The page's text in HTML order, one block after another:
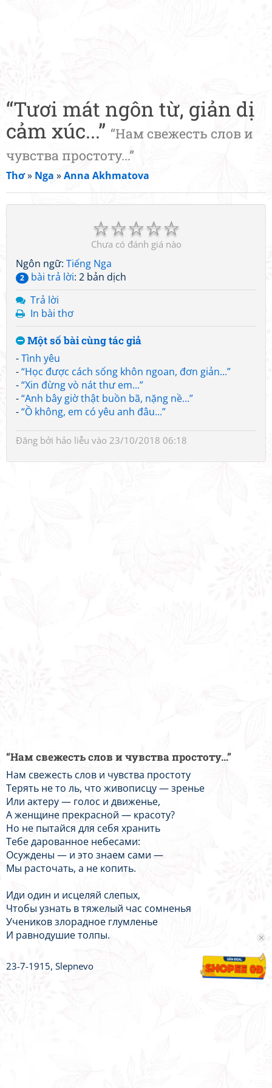
“Tươi mát ngôn từ, giản dị
cảm xúc...” “Нам свежесть слов и
чувства простоту...”
Thơ» Nga »Anna Akhmatova
☆
☆
☆
☆
☆
Chưa có đánh giá nào
Ngôn ngữ: Tiếng Nga
2 bài trả lời: 2 bản dịch
Trả lời
In bài thơ
Một số bài cùng tác giả
-Tình yêu
-“Học được cách sống khôn ngoan, đơn giản...”
-“Xin đừng vò nát thư em...”
-“Anh bây giờ thật buồn bã, nặng nề...”
-“Ồ không, em có yêu anh đâu...”
Đăng bởi hảo liễu vào 23/10/2018 06:18
“Нам свежесть слов и чувства простоту...”
Нам свежесть слов и чувства простоту
Терять не то ль, что живописцу — зренье
Или актеру — голос и движенье,
А женщине прекрасной — красоту?
Но не пытайся для себя хранить
Тебе дарованное небесами:
Осуждены — и это знаем сами —
Мы расточать, а не копить.
Иди один и исцеляй слепых,
Чтобы узнать в тяжелый час сомненья
Учеников злорадное глумленье
И равнодушие толпы.
23-7-1915, Slepnevo